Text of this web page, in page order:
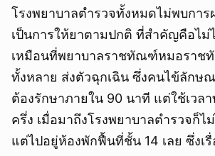
โรงพยาบาลตำรวจทั้งหมดไม่พบการ
เป็นการให้ยาตามปกติ ที่สำคัญคือไม่
เหมือนที่พยาบาลราชทัณฑ์หมอราช
ทั้งหลาย ส่งตัวฉุกเฉิน ซึ่งคนไข้ลักษ
ต้องรักษาภายใน 90 นาที แต่ใช้เวล
ครึ่ง เมื่อมาถึงโรงพยาบาลตำรวจก็ไ
แต่ไปอยู่ห้องพักฟื้นที่ชั้น 14 เลย ซึ่งเ